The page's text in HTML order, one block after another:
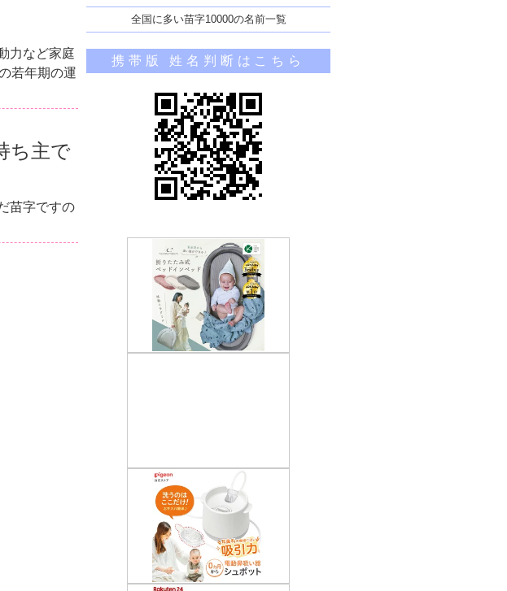
力など家庭
若年期の運
ち主で
苗字ですの
全国に多い苗字10000の名前一覧
携帯版 姓名判断はこちら